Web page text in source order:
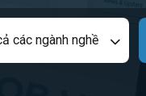
các ngành nghề